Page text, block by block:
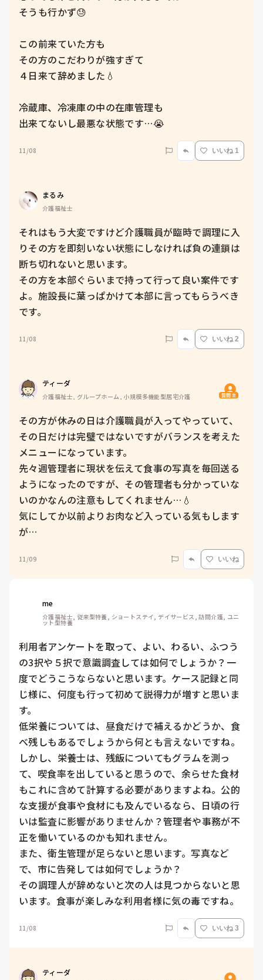
そうも行かず😓
この前来ていた方も
その方のこだわりが強すぎて
４日来て辞めました💧
冷蔵庫、冷凍庫の中の在庫管理も
出来てないし最悪な状態です…😭
11/08 いいね 1
まるみ
介護福祉士
それはもう大変ですけど介護職員が臨時で調理に入
りその方を即刻いない状態にしなければ負の連鎖は
断ち切れないと思います。
その方を本部ぐらいまで持って行って良い案件です
よ。施設長に葉っぱかけて本部に言ってもらうべき
です。
11/08 いいね 2
ティーダ
介護福祉士, グループホーム, 小規模多機能型居宅介護 質問主
その方が休みの日は介護職員が入ってやっていて、
その日だけは完璧ではないですがバランスを考えた
メニューになっています。
先々週管理者に現状を伝えて食事の写真を毎回送る
ようになったのですが、その管理者も分かっていな
いのかなんの注意もしてくれません…💧
気にしてか以前よりお肉など入っている気もします
が…
11/09 いいね
me
介護福祉士, 従来型特養, ショートステイ, デイサービス, 訪問介護, ユニ
ット型特養
利用者アンケートを取って、よい、わるい、ふつう
の3択や５択で意識調査しては如何でしょうか？一
度でどうこうならないと思います。ケース記録と同
じ様に、何度も行って初めて説得力が増すと思いま
す。
低栄養については、昼食だけで補えるかどうか、食
べ残しもあるでしょうから何とも言えないですね。
しかし、栄養士は、残飯についてもグラムを測っ
て、喫食率を出していると思うので、余らせた食材
もこれに含めて計算する必要がありますよね。公的
な支援が食事や食材にも及んでいるなら、日頃の行
いは監査に影響がありませんか？管理者や事務が不
正を働いているのかも知れません。
また、衛生管理が足らないと思います。写真など
で、市に告発しては如何でしょうか？
その調理人が辞めないと次の人は見つからないと思
います。食事が楽しみな利用者様に気の毒ですね。
11/08 いいね 3
ティーダ